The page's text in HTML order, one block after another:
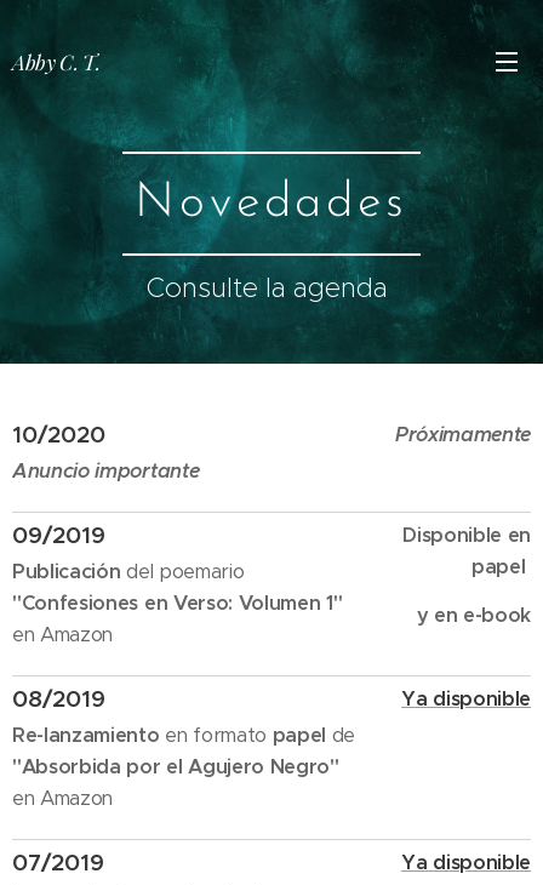
Abby C. T.
Novedades
Consulte la agenda
10/2020
Anuncio importante
Próximamente
09/2019
Publicación del poemario
"Confesiones en Verso: Volumen 1"
en Amazon
Disponible en
papel
y en e-book
08/2019
Re-lanzamiento en formato papel de
"Absorbida por el Agujero Negro"
en Amazon
Ya disponible
07/2019 Ya disponible